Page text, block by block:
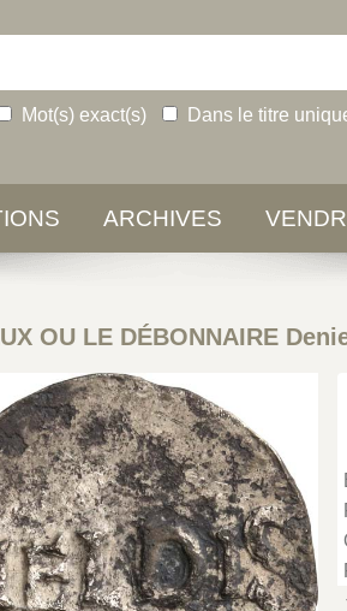
Mot(s) exact(s) Dans le titre
ARCHIVES
OU LE DÉBONNAIRE